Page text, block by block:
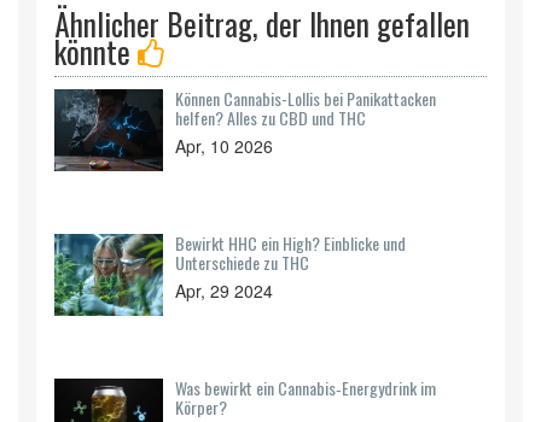
Ähnlicher Beitrag, der Ihnen gefallen
könnte
Können Cannabis-Lollis bei Panikattacken
helfen? Alles zu CBD und THC
Apr, 10 2026
Bewirkt HHC ein High? Einblicke und
Unterschiede zu THC
Apr, 29 2024
Was bewirkt ein Cannabis‑Energydrink im
Körper?